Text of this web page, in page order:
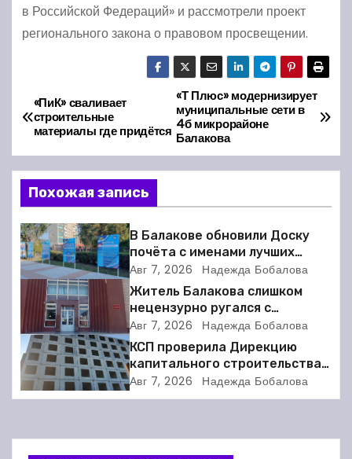
в Российской Федераций» и рассмотрели проект
регионального закона о правовом просвещении.
Н
а
в
и
г
а
ц
и
я
п
о
«Т Плюс» модернизирует
муниципальные сети в
4б микрорайоне
Балакова
«ПиК» сваливает
строительные
материалы где придётся
Похожая запись
В Балакове обновили Доску
почёта с именами лучших
спортсменов. Фото
Авг 7, 2026 Надежда Бобалова
Житель Балакова слишком
нецензурно ругался с
соседкой и получил двое суток
ареста
Авг 7, 2026 Надежда Бобалова
КСП проверила Дирекцию
капитального строительства в
Балакове и нашла множество
нарушений
Авг 7, 2026 Надежда Бобалова